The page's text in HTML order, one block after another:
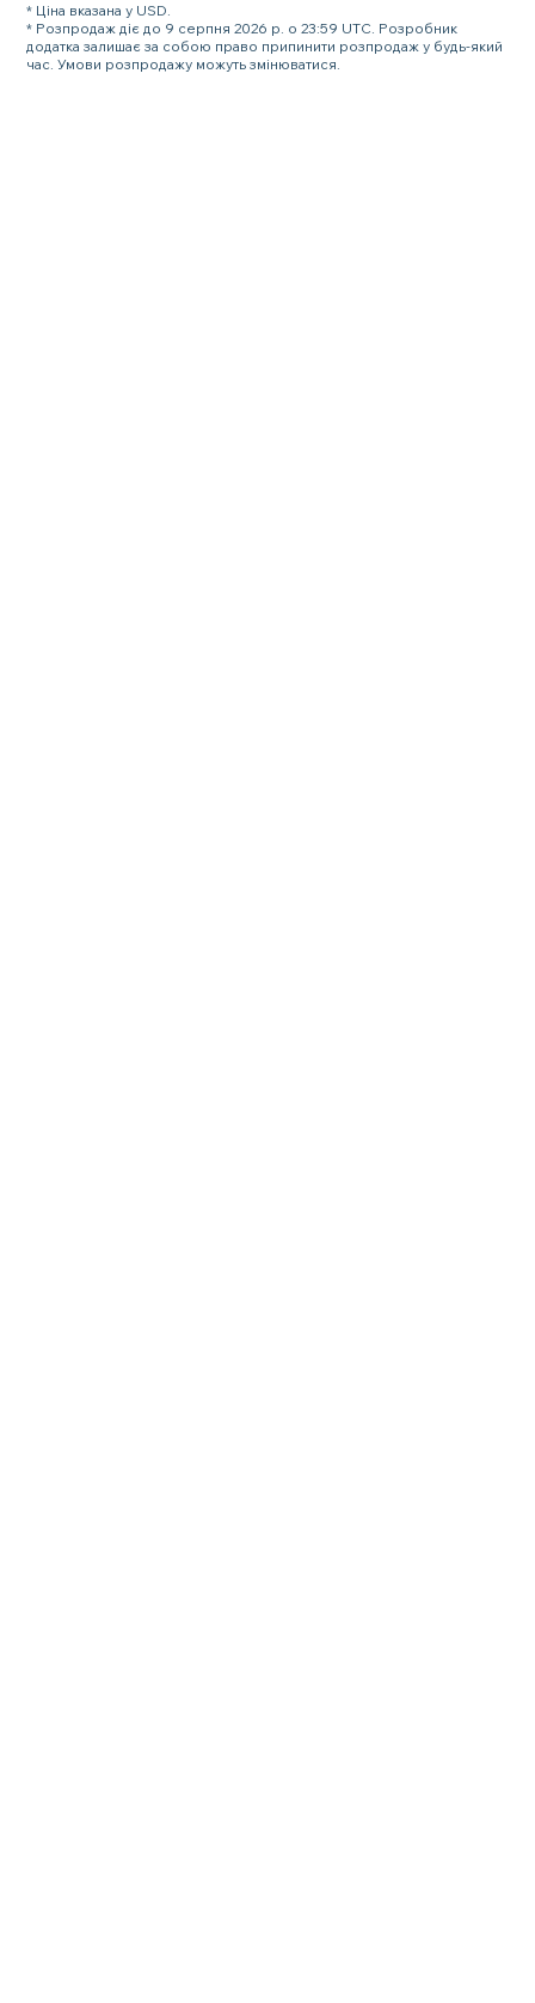
* Ціна вказана у USD.
* Розпродаж діє до 9 серпня 2026 р. о 23:59 UTC. Розробник
додатка залишає за собою право припинити розпродаж у будь-який
час. Умови розпродажу можуть змінюватися.